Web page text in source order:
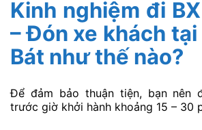
Kinh nghiệm đi
– Đón xe khách
Bát như thế nào?
Để đảm bảo thuận tiện, bạn nên
trước giờ khởi hành khoảng 15 – 30